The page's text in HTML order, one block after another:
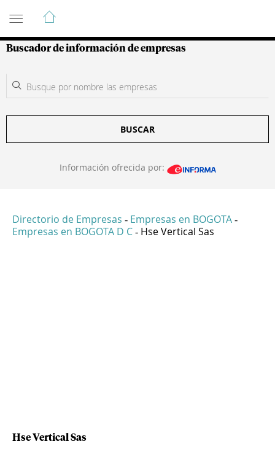
Guía de Empresas Colombianas
Buscador de información de empresas
BUSCAR
Información ofrecida por:
Directorio de Empresas - Empresas en BOGOTA -
Empresas en BOGOTA D C - Hse Vertical Sas
Hse Vertical Sas